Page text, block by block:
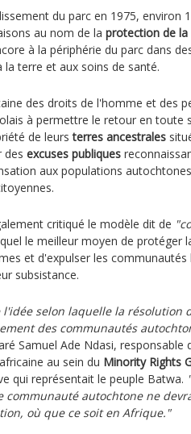
du parc en 1975, environ
au nom de la protection de la
à la périphérie du parc dans
terre et aux soins de santé.
des droits de l'homme et des
à permettre le retour en toute
de leursterres ancestrales
des excuses publiques
aux populations
critiqué le modèle dit de
le meilleur moyen de protéger
et d'expulser les
subsistance.
l'idée selon laquelle la résolution
des communautés
Samuel Ade Ndasi, responsable
au sein du Minority Rights
qui représentait le peuple Batwa.
communauté autochtone ne
où que ce soit en Afrique."